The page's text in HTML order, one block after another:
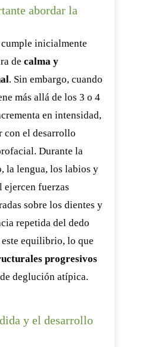
abordar la
inicialmente
de calma y
. Sin embargo, cuando
más allá de los 3 o 4
en intensidad,
con el desarrollo
Durante la
la lengua, los labios y
ejercen fuerzas
sobre los dientes y
repetida del dedo
equilibrio, lo que
progresivos
deglución atípica.
y el desarrollo